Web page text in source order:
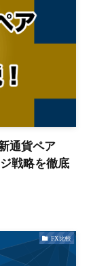
通貨ペア
戦略を徹底
FX比較